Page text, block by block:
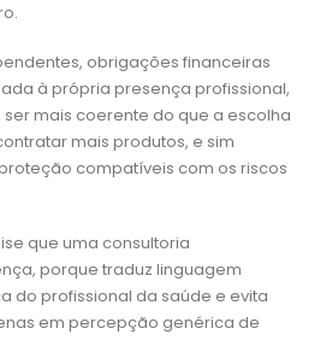
obrigações financeiras
à própria presença profissional,
mais coerente do que a escolha
mais produtos, e sim
compatíveis com os riscos
que uma consultoria
porque traduz linguagem
do profissional da saúde e evita
em percepção genérica de